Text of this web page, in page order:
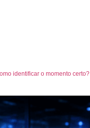
identificar o momento certo?